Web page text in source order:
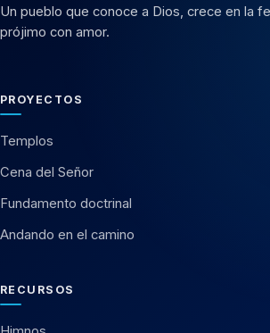
Un pueblo que conoce a Dios, crece en la
prójimo con amor.
PROYECTOS
Templos
Cena del Señor
Fundamento doctrinal
Andando en el camino
RECURSOS